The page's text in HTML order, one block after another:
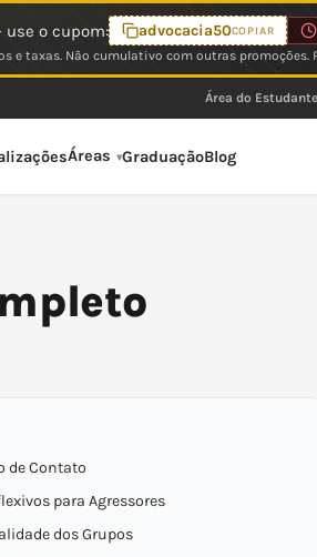
o cupom: advocacia50COPIAR
e taxas. Não cumulativo com outras
Área do Estudante
Áreas GraduaçãoBlog
de Contato
para Agressores
dos Grupos